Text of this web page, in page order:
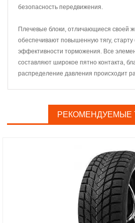
безопасность передвижения.
Плечевые блоки, отличающиеся своей
обеспечивают повышенную тягу, старту
эффективности торможения. Все
составляют широкое пятно контакта,
распределение давления происходит
РЕКОМЕНДУЕМЫЕ